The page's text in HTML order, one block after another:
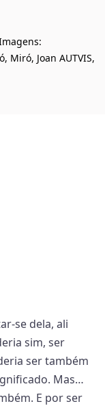
Miró, Joan AUTVIS,
se dela, ali
sim, ser
ser também
Mas…
E por ser